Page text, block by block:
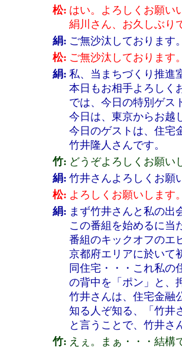
松: はい。よろしくお願い
絹川さん、お久しぶり
絹: ご無沙汰しております。
松: ご無沙汰しております。
絹: 私、当まちづくり推進
本日もお相手よろしく
では、今日の特別ゲス
今日は、東京からお越
今日のゲストは、住宅
竹井隆人さんです。
竹: どうぞよろしくお願い
絹: 竹井さんよろしくお願
松: よろしくお願いします。
絹: まず竹井さんと私の出
この番組を始めるに当
番組のキックオフのエ
京都府エリアに於いて
同住宅・・・これ私の
の背中を「ポン」と、
竹井さんは、住宅金融
知る人ぞ知る、「竹井
と言うことで、竹井さ
竹: えぇ。まぁ・・・結構